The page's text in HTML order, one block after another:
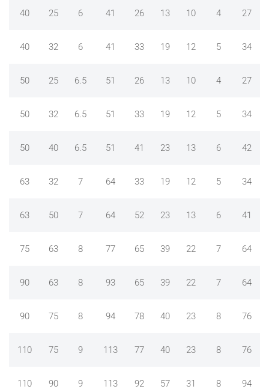
40 25 6 41 26 13 10 4 27
40 32 6 41 33 19 12 5 34
50 25 6.5 51 26 13 10 4 27
50 32 6.5 51 33 19 12 5 34
50 40 6.5 51 41 23 13 6 42
63 32 7 64 33 19 12 5 34
63 50 7 64 52 23 13 6 41
75 63 8 77 65 39 22 7 64
90 63 8 93 65 39 22 7 64
90 75 8 94 78 40 23 8 76
110 75 9 113 77 40 23 8 76
110 90 9 113 92 57 31 8 94